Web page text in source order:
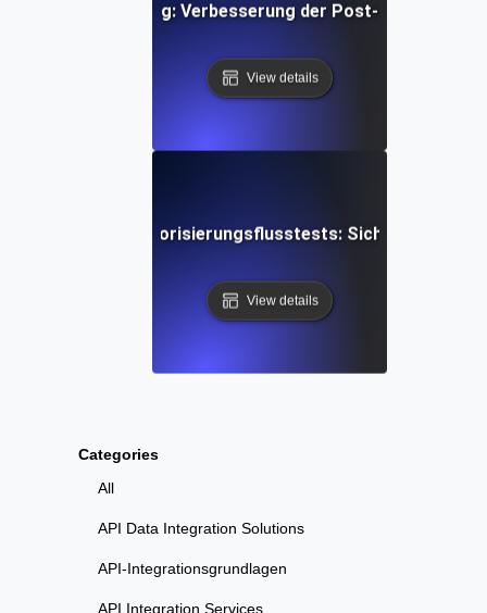
Categories
All
API Data Integration Solutions
API-Integrationsgrundlagen
API Integration Services
Flow Testing: Verbesserung der Post-Erstellung
View details
& Autorisierungsflusstests: Sicherung von
View details